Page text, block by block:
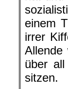
einem
irrer
Allende
über
sitzen.